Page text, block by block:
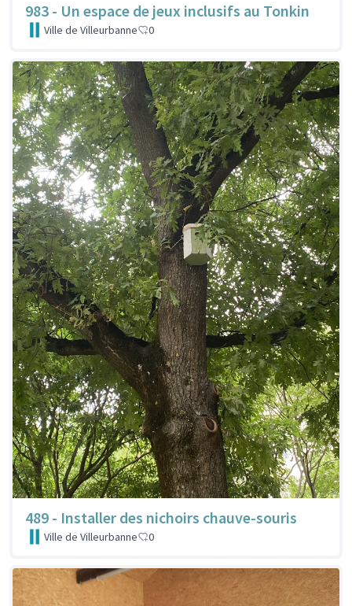
983 - Un espace de jeux inclusifs au Tonkin
Ville de Villeurbanne 0
489 - Installer des nichoirs chauve-souris
Ville de Villeurbanne 0